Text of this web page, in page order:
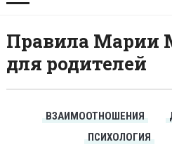
Правила Марии
для родителей
ВЗАИМООТНОШЕНИЯ
ПСИХОЛОГИЯ